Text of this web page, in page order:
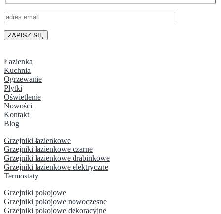
Łazienka
Kuchnia
Ogrzewanie
Płytki
Oświetlenie
Nowości
Kontakt
Blog
Grzejniki łazienkowe
Grzejniki łazienkowe czarne
Grzejniki łazienkowe drabinkowe
Grzejniki łazienkowe elektryczne
Termostaty
Grzejniki pokojowe
Grzejniki pokojowe nowoczesne
Grzejniki pokojowe dekoracyjne